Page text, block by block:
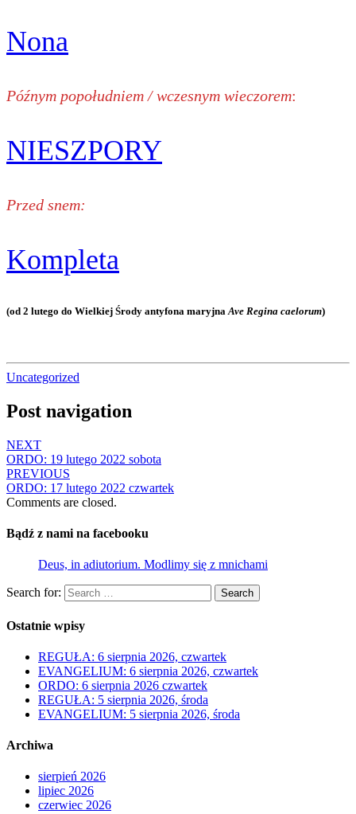
Nona
Późnym popołudniem / wczesnym wieczorem:
NIESZPORY
Przed snem:
Kompleta
(od 2 lutego do Wielkiej Środy antyfona maryjna Ave Regina caelorum)
Uncategorized
Post navigation
NEXT
ORDO: 19 lutego 2022 sobota
PREVIOUS
ORDO: 17 lutego 2022 czwartek
Comments are closed.
Bądź z nami na facebooku
Deus, in adiutorium. Modlimy się z mnichami
Search for: Search
Ostatnie wpisy
REGUŁA: 6 sierpnia 2026, czwartek
EVANGELIUM: 6 sierpnia 2026, czwartek
ORDO: 6 sierpnia 2026 czwartek
REGUŁA: 5 sierpnia 2026, środa
EVANGELIUM: 5 sierpnia 2026, środa
Archiwa
sierpień 2026
lipiec 2026
czerwiec 2026